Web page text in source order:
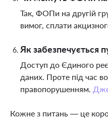
Так, ФОПи на другій
вимог, сплати
Як забезпечується
Доступ до Єдиного
даних. Проте під час
правопорушенням.
Кожне з питань — це